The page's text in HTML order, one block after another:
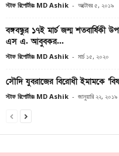
স্টাফ রিপোর্টারঃ MD Ashik - অক্টোবর ৫, ২০১৯
বঙ্গবন্ধুর ১৭ই মার্চ জন্ম শতবার্ষিকী
এস এ. আবুবকর...
স্টাফ রিপোর্টারঃ MD Ashik - মার্চ ১৫, ২০২০
সৌদি যুবরাজের বিরোধী ইমামকে
স্টাফ রিপোর্টারঃ MD Ashik - জানুয়ারি ২২, ২০১৯